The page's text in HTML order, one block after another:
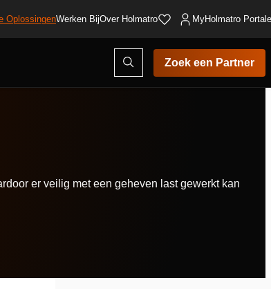
OplossingenWerken BijOver Holmatro MyHolmatro
Open
zoekvenster
Zoek een Partner
er veilig met een geheven last gewerkt kan